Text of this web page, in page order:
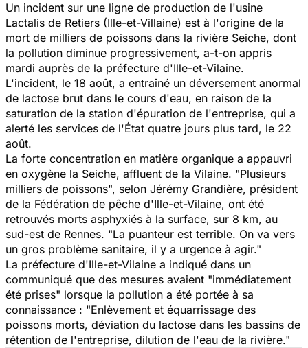
Un incident sur une ligne de production de l'usine
Lactalis de Retiers (Ille-et-Villaine) est à l'origine de la
mort de milliers de poissons dans la rivière Seiche, dont
la pollution diminue progressivement, a-t-on appris
mardi auprès de la préfecture d'Ille-et-Vilaine.
L'incident, le 18 août, a entraîné un déversement anormal
de lactose brut dans le cours d'eau, en raison de la
saturation de la station d'épuration de l'entreprise, qui a
alerté les services de l'État quatre jours plus tard, le 22
août.
La forte concentration en matière organique a appauvri
en oxygène la Seiche, affluent de la Vilaine. "Plusieurs
milliers de poissons", selon Jérémy Grandière, président
de la Fédération de pêche d'Ille-et-Vilaine, ont été
retrouvés morts asphyxiés à la surface, sur 8 km, au
sud-est de Rennes. "La puanteur est terrible. On va vers
un gros problème sanitaire, il y a urgence à agir."
La préfecture d'Ille-et-Vilaine a indiqué dans un
communiqué que des mesures avaient "immédiatement
été prises" lorsque la pollution a été portée à sa
connaissance : "Enlèvement et équarrissage des
poissons morts, déviation du lactose dans les bassins de
rétention de l'entreprise, dilution de l'eau de la rivière."